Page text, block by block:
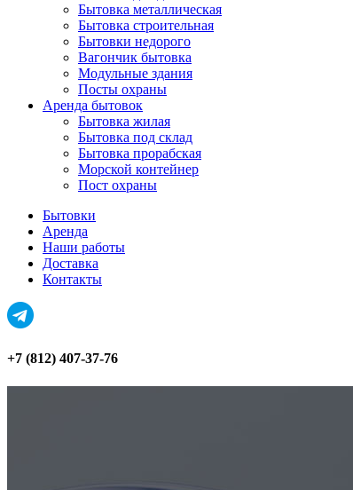
Бытовка металлическая
Бытовка строительная
Бытовки недорого
Вагончик бытовка
Модульные здания
Посты охраны
Аренда бытовок
Бытовка жилая
Бытовка под склад
Бытовка прорабская
Морской контейнер
Пост охраны
Бытовки
Аренда
Наши работы
Доставка
Контакты
+7 (812) 407-37-76